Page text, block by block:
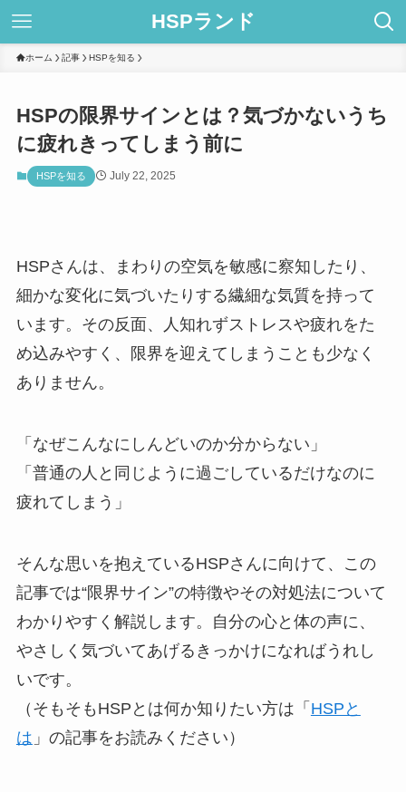
HSPランド
ホーム 記事 HSPを知る
HSPの限界サインとは？気づかないうち
に疲れきってしまう前に
HSPを知る July 22, 2025
HSPさんは、まわりの空気を敏感に察知したり、
細かな変化に気づいたりする繊細な気質を持って
います。その反面、人知れずストレスや疲れをた
め込みやすく、限界を迎えてしまうことも少なく
ありません。
「なぜこんなにしんどいのか分からない」
「普通の人と同じように過ごしているだけなのに
疲れてしまう」
そんな思いを抱えているHSPさんに向けて、この
記事では“限界サイン”の特徴やその対処法について
わかりやすく解説します。自分の心と体の声に、
やさしく気づいてあげるきっかけになればうれし
いです。
（そもそもHSPとは何か知りたい方は「 HSPと
は 」の記事をお読みください）